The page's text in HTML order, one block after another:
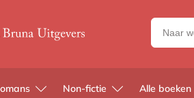
Zoeken
naar
en
Non-fictie Alle boeken